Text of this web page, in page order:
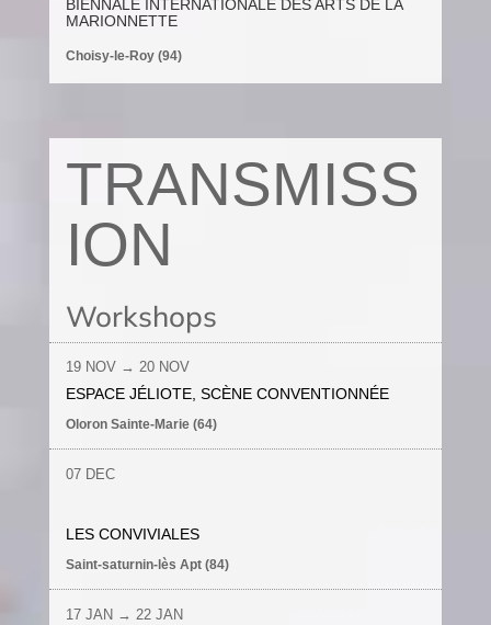
BIENNALE INTERNATIONALE DES ARTS DE LA
MARIONNETTE
Choisy-le-Roy (94)
TRANSMISS
ION
Workshops
19 NOV→ 20NOV
ESPACE JÉLIOTE, SCÈNE CONVENTIONNÉE
Oloron Sainte-Marie (64)
07 DEC
LES CONVIVIALES
Saint-saturnin-lès Apt (84)
17 JAN → 22JAN